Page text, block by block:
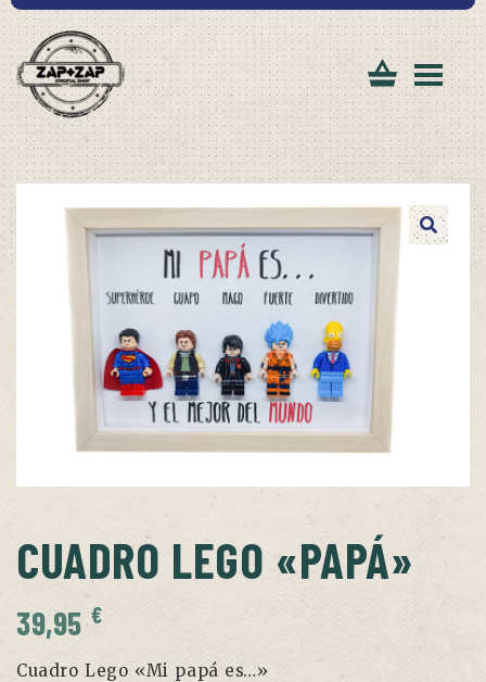
CUADRO LEGO «PAPÁ»
39,95€
Cuadro Lego «Mi papá es…»